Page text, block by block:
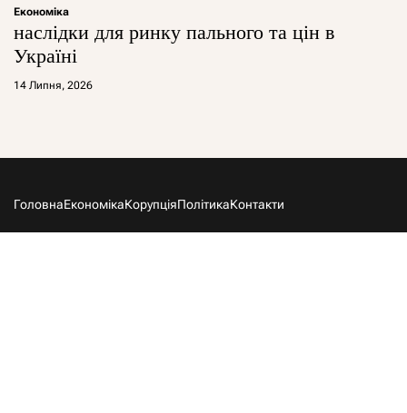
Економіка
наслідки для ринку пального та цін в
Україні
14 Липня, 2026
ГоловнаЕкономікаКорупціяПолітикаКонтакти